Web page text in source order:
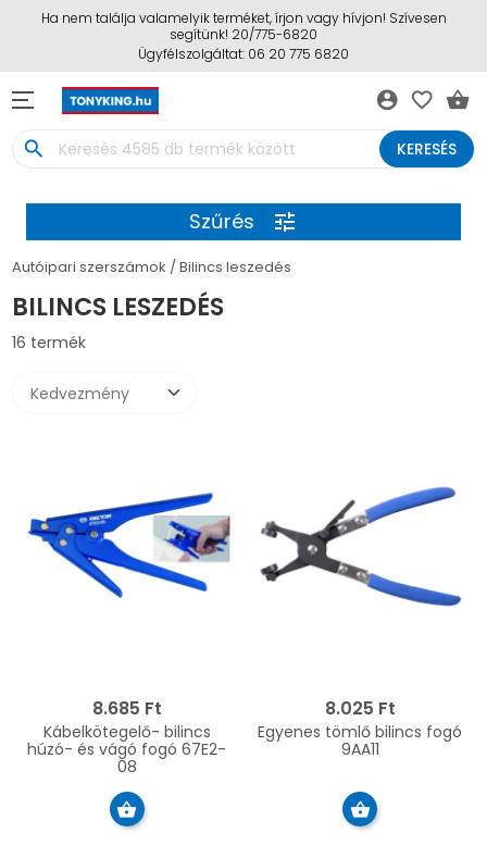
Ha nem találja valamelyik terméket, írjon vagy hívjon! Szívesen
segítünk! 20/775-6820
Ügyfélszolgáltat: 06 20 775 6820
account_circle favorite_border shopping_basket
search KERESÉS
Szűrés tune
Autóipari szerszámok Bilincs leszedés
BILINCS LESZEDÉS
16 termék
8.685 Ft
Kábelkötegelő- bilincs
húzó- és vágó fogó 67E2-
08
8.025 Ft
Egyenes tömlő bilincs fogó
9AA11